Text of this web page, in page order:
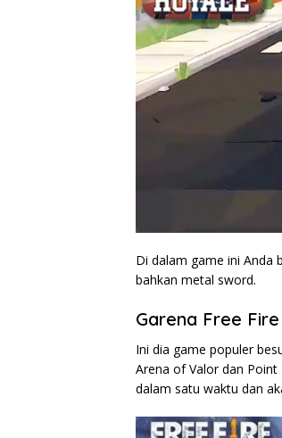
Di dalam game ini Anda
bahkan metal sword.
Garena Free
Ini dia game populer
Arena of Valor dan
dalam satu waktu dan